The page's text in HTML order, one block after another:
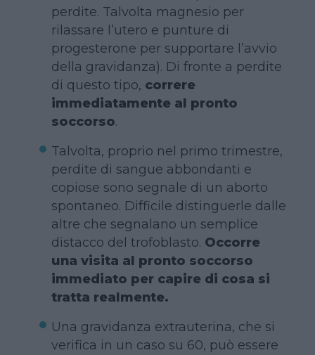
perdite. Talvolta magnesio per
rilassare l’utero e punture di
progesterone per supportare l’avvio
della gravidanza). Di fronte a perdite
di questo tipo, correre
immediatamente al pronto
soccorso.
Talvolta, proprio nel primo trimestre,
perdite di sangue abbondanti e
copiose sono segnale di un aborto
spontaneo. Difficile distinguerle dalle
altre che segnalano un semplice
distacco del trofoblasto. Occorre
una visita al pronto soccorso
immediato per capire di cosa si
tratta realmente.
Una gravidanza extrauterina, che si
verifica in un caso su 60, può essere